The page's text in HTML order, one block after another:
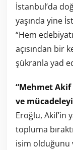
İstanbul’da
yaşında yine
“Hem
açısından bir
şükranla yad
“Mehmet Akif
ve
Eroğlu, Akif’in
topluma
isim olduğunu